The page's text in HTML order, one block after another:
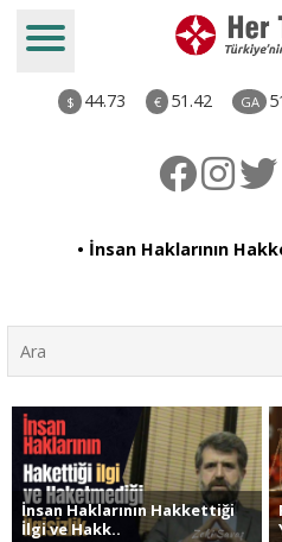
$ 44.73 € 51.42 GA
• İnsan Haklarının
İnsan Haklarının Hakkettiği
İlgi ve Hakk..